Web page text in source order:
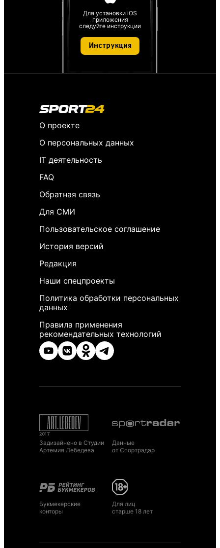
Для установки iOS
приложения
следуйте инструкции
Инструкция
О проекте
О персональных данных
IT деятельность
FAQ
Обратная связь
Для СМИ
Пользовательское соглашение
История версий
Редакция
Наши спецпроекты
Политика обработки персональных
данных
Правила применения
рекомендательных технологий
Задизайнено в Студии
Артемия Лебедева
Данные
от Спортрадар
Букмекерские
конторы
Для лиц
старше 18 лет